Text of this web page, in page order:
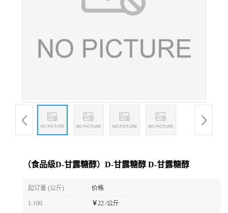
（食品级D-甘露糖醇）D-甘露糖醇 D-甘露糖醇
起订量 (公斤) 价格
1-100 ￥22 /公斤